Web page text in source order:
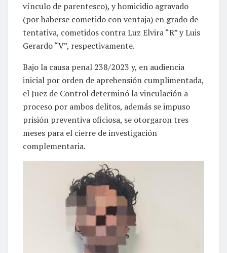
vínculo de parentesco), y homicidio agravado
(por haberse cometido con ventaja) en grado de
tentativa, cometidos contra Luz Elvira “R” y Luis
Gerardo “V”, respectivamente.
Bajo la causa penal 238/2023 y, en audiencia
inicial por orden de aprehensión cumplimentada,
el Juez de Control determinó la vinculación a
proceso por ambos delitos, además se impuso
prisión preventiva oficiosa, se otorgaron tres
meses para el cierre de investigación
complementaria.